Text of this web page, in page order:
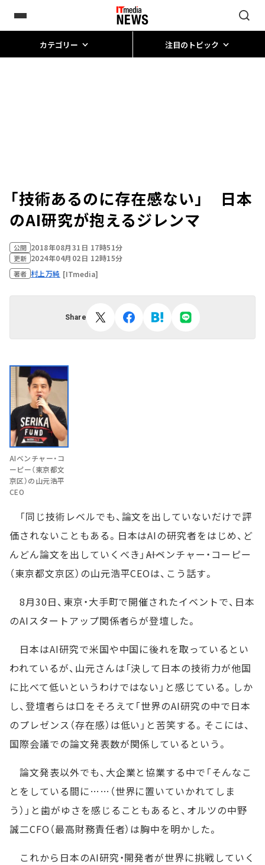
カテゴリー 注目のトピック
「技術あるのに存在感ない」 日本
のAI研究が抱えるジレンマ
公開 2018年08月31日 17時51分
更新 2024年04月02日 12時15分
著者 村上万純 [ITmedia]
Share
AIベンチャー・コ
ーピー（東京都文
京区）の山元浩平
CEO
「同じ技術レベルでも、論文を出していないだけで評
価されないこともある。日本はAIの研究者をはじめ、ど
んどん論文を出していくべき」――AIベンチャー・コーピー
（東京都文京区）の山元浩平CEOは、こう話す。
8月30日、東京・大手町で開催されたイベントで、日本
のAIスタートアップ関係者らが登壇した。
日本はAI研究で米国や中国に後れを取っているとい
われているが、山元さんは「決して日本の技術力が他国
に比べて低いというわけではない」と感じている。しか
し、登壇者らは口をそろえて「世界のAI研究の中で日本
のプレゼンス（存在感）は低い」と苦笑する。そこには、
国際会議での論文発表数が関係しているという。
論文発表以外でも、大企業と協業する中で「そんなこ
とをしている間に……（世界に置いていかれてしま
う）」と歯がゆさを感じることもあると、オルツの中野
誠二CFO（最高財務責任者）は胸中を明かした。
これから日本のAI研究・開発者が世界に挑戦していく